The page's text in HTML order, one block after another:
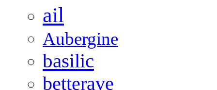
ail
Aubergine
basilic
betterave